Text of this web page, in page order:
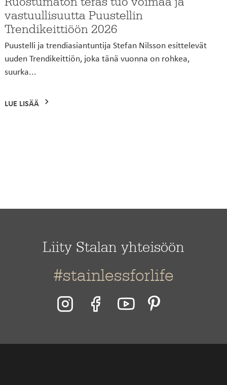
vastuullisuutta Puustellin
Trendikeittiöön 2026
Puustelli ja trendiasiantuntija Stefan Nilsson esittelevät
uuden Trendikeittiön, joka tänä vuonna on rohkea,
suurka...
LUE LISÄÄ
Liity Stalan yhteisöön
#stainlessforlife